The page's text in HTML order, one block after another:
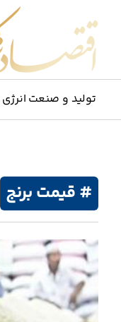
تولید و صنعت انرژی
# قیمت برنج